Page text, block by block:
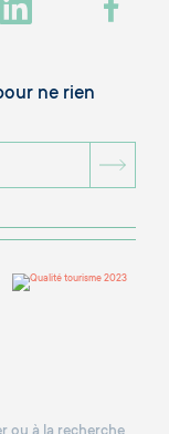
ne rien